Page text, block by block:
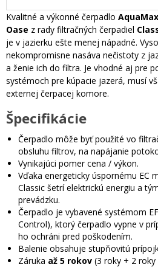
Kvalitné a výkonné čerpadlo
Oase z rady filtračných čerpadiel
je v jazierku ešte menej nápadné.
nekompromisne nasáva nečistoty z
a ženie ich do filtra. Je vhodné aj pre
systémoch pre kúpacie jazerá, musí
externej čerpacej komore.
Špecifikácie
Čerpadlo môže byť použité vo
obsluhu filtrov, na napájanie
Vynikajúci pomer cena / výkon.
Vďaka energeticky úspornému EC
Classic šetrí elektrickú energiu a
prevádzku.
Čerpadlo je vybavené systémom
Control), ktorý čerpadlo vypne v
ho ochráni pred poškodením.
Balenie obsahuje stupňovitú
Záruka až 5 rokov (3 roky + 2 roky